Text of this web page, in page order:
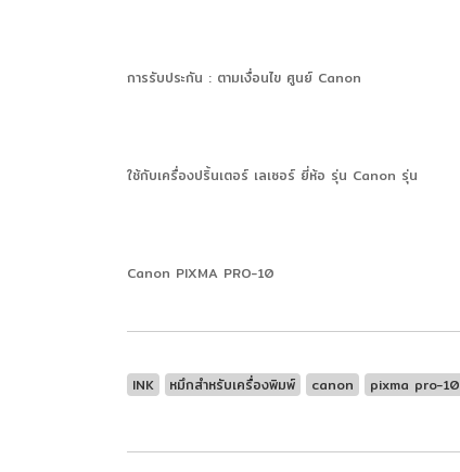
การรับประกัน : ตามเงื่อนไข ศูนย์ Canon
ใช้กับเครื่องปริ้นเตอร์ เลเซอร์ ยี่ห้อ รุ่น Canon รุ่น
Canon PIXMA PRO-10
INK หมึกสำหรับเครื่องพิมพ์ canon pixma pro-10